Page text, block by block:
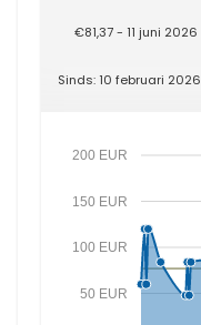
€81,37 - 11 juni 2026
Sinds: 10 februari 2026
50 EUR
100 EUR
150 EUR
200 EUR